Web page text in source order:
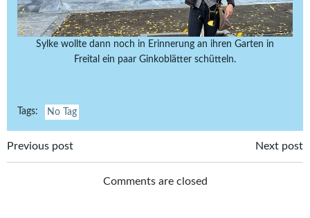
Sylke wollte dann noch in Erinnerung an ihren Garten in
Freital ein paar Ginkoblätter schütteln.
Tags: No Tag
Post
navigation
Previous post
navigation
Next post
Comments are closed